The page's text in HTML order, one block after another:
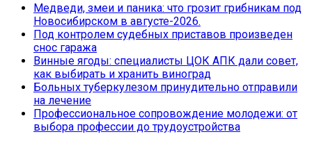
Медведи, змеи и паника: что грозит грибникам под
Новосибирском в августе-2026.
Под контролем судебных приставов произведен
снос гаража
Винные ягоды: специалисты ЦОК АПК дали совет,
как выбирать и хранить виноград
Больных туберкулезом принудительно отправили
на лечение
Профессиональное сопровождение молодежи: от
выбора профессии до трудоустройства